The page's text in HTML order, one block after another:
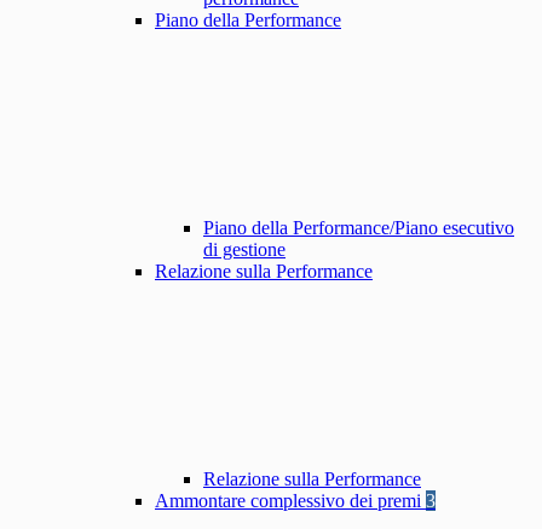
Piano della Performance
Piano della Performance/Piano esecutivo
di gestione
Relazione sulla Performance
Relazione sulla Performance
Ammontare complessivo dei premi 3